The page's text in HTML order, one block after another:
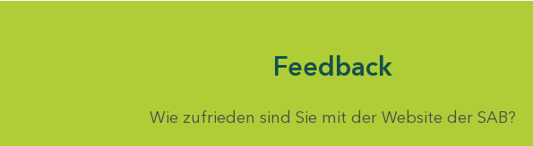
Feedback
Wie zufrieden sind Sie mit der Website der SAB?